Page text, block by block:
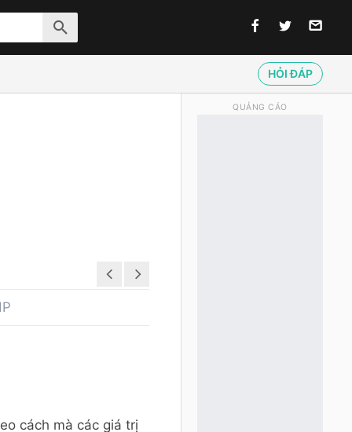
HỎI ĐÁP
cách mà các giá trị
QUẢNG CÁO